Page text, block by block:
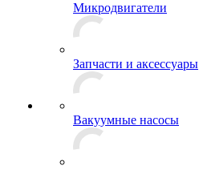
Микродвигатели
Запчасти и аксессуары
Вакуумные насосы